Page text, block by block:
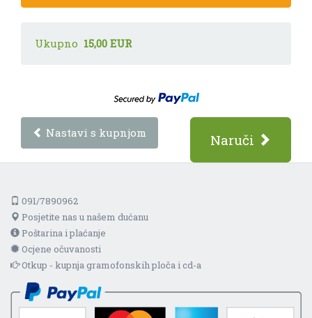
Ukupno 15,00 EUR
Nastavi s kupnjom Naruči
091/7890962
Posjetite nas u našem dućanu
Poštarina i plaćanje
Ocjene očuvanosti
Otkup - kupnja gramofonskih ploča i cd-a